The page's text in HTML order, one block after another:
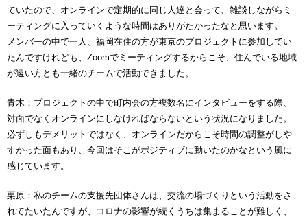
ていたので、オンラインで定期的に同じ人達と会って、雑談しながらミ
ーティングに入っていくような時間はありがたかったなと思います。
メンバーの中で一人、福岡在住の方が東京のプロジェクトに参加してい
たんですけれども、Zoomでミーティングするからこそ、住んでいる地域
が遠い方とも一緒のチームで活動できました。
青木：プロジェクトの中で町内会の方複数名にインタビューをする際、
対面でなくオンラインにしなければならないという状況になりました。
必ずしもデメリットではなく、オンラインだからこそ時間の調整がしや
すかった面もあり、今回はそこがポジティブに動いたのかなという風に
感じています。
栗原：私のチームの支援先団体さんは、交流の場づくりという活動をさ
れてたいたんですが、コロナの影響が続くうちは集まることが難しく、